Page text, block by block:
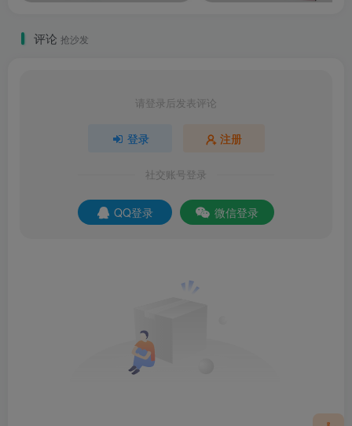
评论 抢沙发
请登录后发表评论
登录 注册
社交账号登录
QQ登录 微信登录